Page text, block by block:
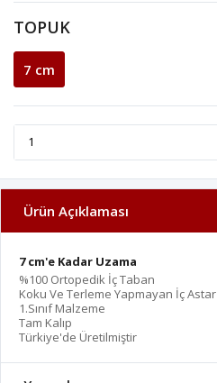
TOPUK
7 cm
Ürün Açıklaması
7 cm'e Kadar Uzama
%100 Ortopedik İç Taban
Koku Ve Terleme Yapmayan İç Astar
1.Sınıf Malzeme
Tam Kalıp
Türkiye'de Üretilmiştir